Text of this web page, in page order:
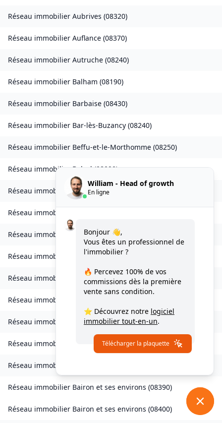
Réseau immobilier Aubrives (08320)
Réseau immobilier Auflance (08370)
Réseau immobilier Autruche (08240)
Réseau immobilier Balham (08190)
Réseau immobilier Barbaise (08430)
Réseau immobilier Bar-lès-Buzancy (08240)
Réseau immobilier Beffu-et-le-Morthomme (08250)
Réseau immobilierBelval(08090)
Réseau immobilierBelval-Bois-des-Dames
Réseau immobilier
Réseau immobilier Bogny-sur-Meuse
Réseau immobilier Brévilly(08140)
Réseau immobilier Bulson(08450)
Réseau immobilier
Réseau immobilier Chalandry-Elaire(08160)
Réseau immobilier Chardeny(08400)
Réseau immobilier
Réseau immobilier Bairon et ses environs (08390)
Réseau immobilier Bairon et ses environs (08400)
William - Head of growth
En ligne
Bonjour 👋,
Vous êtes un professionnel de
l'immobilier ?
🔥 Percevez 100% de vos
commissions dès la première
vente sans condition.
⭐ Découvrez notre logiciel
immobilier tout-en-un.
Télécharger la plaquette